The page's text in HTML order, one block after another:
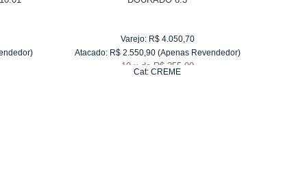
Varejo: R$ 4.050,70
Atacado: R$ 2.550,90 (Apenas Revendedor)
10 x de R$ 255,09
Cat:CREME